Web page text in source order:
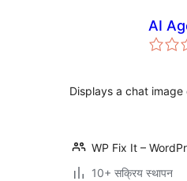
AI
Displays a chat
WP Fix It –
10+ सक्रिय स्थापन